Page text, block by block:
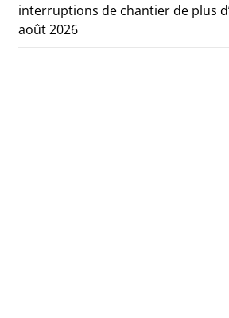
interruptions de chantier de plus
août 2026